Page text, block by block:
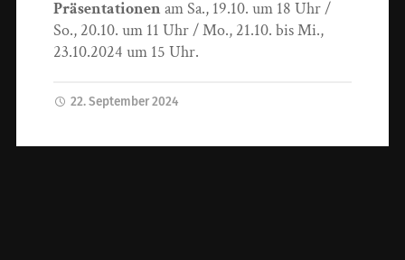
Präsentationenam Sa., 19.10. um 18 Uhr /
So., 20.10. um 11 Uhr / Mo., 21.10. bis Mi.,
23.10.2024 um 15 Uhr.
22. September 2024